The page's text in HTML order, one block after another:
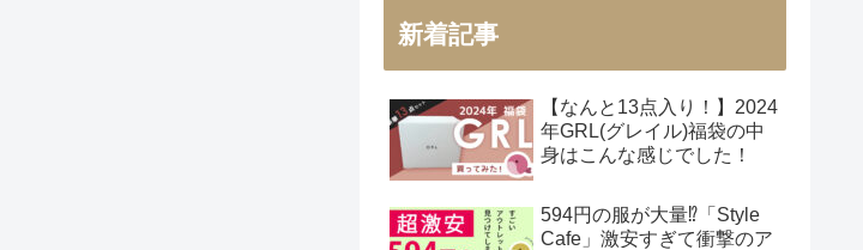
新着記事
【なんと13点入り！】2024
年GRL(グレイル)福袋の中
身はこんな感じでした！
594円の服が大量⁉「Style
Cafe」激安すぎて衝撃のア